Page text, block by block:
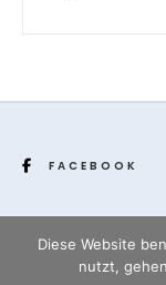
FACEBOOK
Diese Website
nutzt,